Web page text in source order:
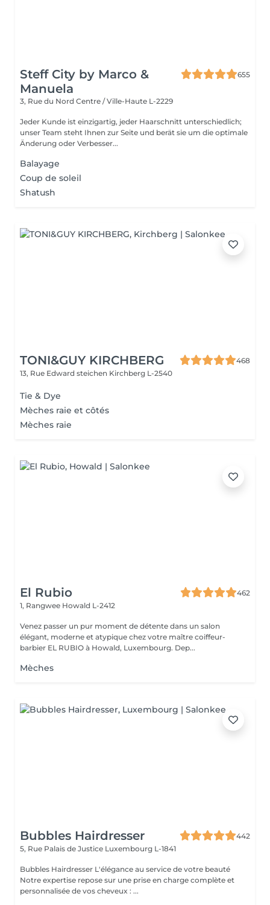
Steff City by Marco &
Manuela
655
3, Rue du Nord Centre / Ville-Haute L-2229
Jeder Kunde ist einzigartig, jeder Haarschnitt unterschiedlich;
unser Team steht Ihnen zur Seite und berät sie um die optimale
Änderung oder Verbesser...
Balayage
Coup de soleil
Shatush
TONI&GUY KIRCHBERG
468
13, Rue Edward steichen Kirchberg L-2540
Tie & Dye
Mèches raie et côtés
Mèches raie
El Rubio
462
1, Rangwee Howald L-2412
Venez passer un pur moment de détente dans un salon
élégant, moderne et atypique chez votre maître coiffeur-
barbier EL RUBIO à Howald, Luxembourg. Dep...
Mèches
Bubbles Hairdresser
442
5, Rue Palais de Justice Luxembourg L-1841
Bubbles Hairdresser L'élégance au service de votre beauté
Notre expertise repose sur une prise en charge complète et
personnalisée de vos cheveux : ...